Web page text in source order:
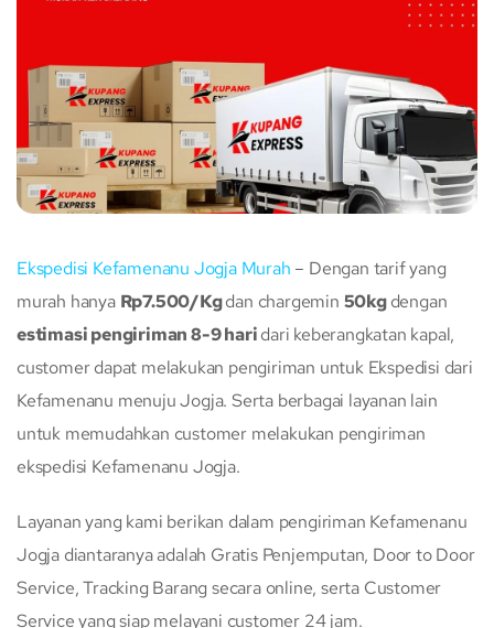
Ekspedisi Kefamenanu Jogja Murah – Dengan tarif yang
murah hanya Rp7.500/Kgdan chargemin 50kgdengan
estimasi pengiriman 8-9 haridari keberangkatan kapal,
customer dapat melakukan pengiriman untuk Ekspedisi dari
Kefamenanu menuju Jogja. Serta berbagai layanan lain
untuk memudahkan customer melakukan pengiriman
ekspedisi Kefamenanu Jogja.
Layanan yang kami berikan dalam pengiriman Kefamenanu
Jogja diantaranya adalah Gratis Penjemputan, Door to Door
Service, Tracking Barang secara online, serta Customer
Service yang siap melayani customer 24 jam.